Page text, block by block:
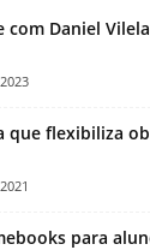
com Daniel
que flexibiliza
para